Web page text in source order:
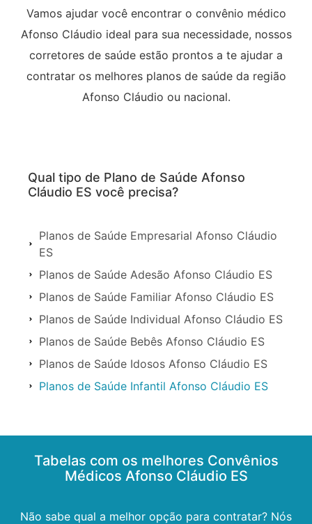
Vamos ajudar você encontrar o convênio médico
Afonso Cláudio ideal para sua necessidade, nossos
corretores de saúde estão prontos a te ajudar a
contratar os melhores planos de saúde da região
Afonso Cláudio ou nacional.
Qual tipo de Plano de Saúde Afonso
Cláudio ES você precisa?
Planos de Saúde Empresarial Afonso Cláudio
ES
Planos de Saúde Adesão Afonso Cláudio ES
Planos de Saúde Familiar Afonso Cláudio ES
Planos de Saúde Individual Afonso Cláudio ES
Planos de Saúde Bebês Afonso Cláudio ES
Planos de Saúde Idosos Afonso Cláudio ES
Planos de Saúde Infantil Afonso Cláudio ES
Tabelas com os melhores Convênios
Médicos Afonso Cláudio ES
Não sabe qual a melhor opção para contratar? Nós